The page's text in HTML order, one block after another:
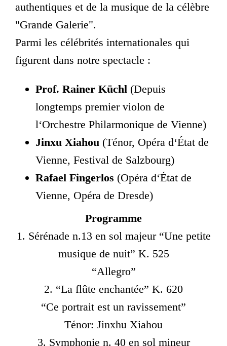
authentiques et de la musique de la célèbre
"Grande Galerie".
Parmi les célébrités internationales qui
figurent dans notre spectacle :
Prof. Rainer Küchl (Depuis
longtemps premier violon de
l‘Orchestre Philarmonique de Vienne)
Jinxu Xiahou (Ténor, Opéra d‘État de
Vienne, Festival de Salzbourg)
Rafael Fingerlos (Opéra d‘État de
Vienne, Opéra de Dresde)
Programme
1. Sérénade n.13 en sol majeur “Une petite
musique de nuit” K. 525
“Allegro”
2. “La flûte enchantée” K. 620
“Ce portrait est un ravissement”
Ténor: Jinxhu Xiahou
3. Symphonie n. 40 en sol mineur